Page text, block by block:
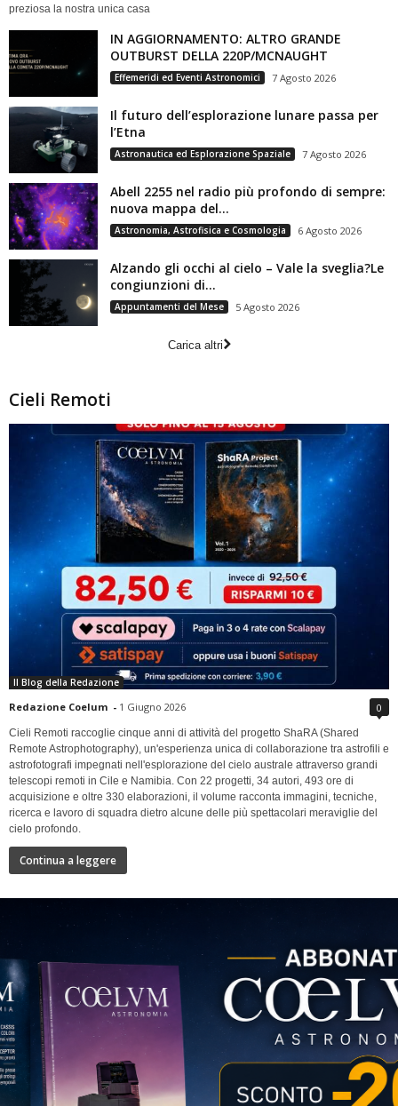
preziosa la nostra unica casa
IN AGGIORNAMENTO: ALTRO GRANDE
OUTBURST DELLA 220P/MCNAUGHT
Effemeridi ed Eventi Astronomici 7 Agosto 2026
Il futuro dell’esplorazione lunare passa per
l’Etna
Astronautica ed Esplorazione Spaziale 7 Agosto 2026
Abell 2255 nel radio più profondo di sempre:
nuova mappa del...
Astronomia, Astrofisica e Cosmologia 6 Agosto 2026
Alzando gli occhi al cielo – Vale la sveglia?Le
congiunzioni di...
Appuntamenti del Mese 5 Agosto 2026
Carica altri
Cieli Remoti
Il Blog della Redazione
Redazione Coelum - 1 Giugno 2026 0
Cieli Remoti raccoglie cinque anni di attività del progetto ShaRA (Shared
Remote Astrophotography), un'esperienza unica di collaborazione tra astrofili e
astrofotografi impegnati nell'esplorazione del cielo australe attraverso grandi
telescopi remoti in Cile e Namibia. Con 22 progetti, 34 autori, 493 ore di
acquisizione e oltre 330 elaborazioni, il volume racconta immagini, tecniche,
ricerca e lavoro di squadra dietro alcune delle più spettacolari meraviglie del
cielo profondo.
Continua a leggere